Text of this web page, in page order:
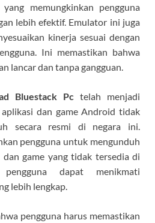
memungkinkan pengguna
lebih efektif. Emulator ini juga
kinerja sesuai dengan
Ini memastikan bahwa
lancar dan tanpa gangguan.
Bluestack Pc telah menjadi
dan game Android tidak
secara resmi di negara ini.
pengguna untuk mengunduh
game yang tidak tersedia di
pengguna dapat menikmati
lebih lengkap.
pengguna harus memastikan